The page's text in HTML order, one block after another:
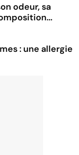
odeur, sa
: une allergie